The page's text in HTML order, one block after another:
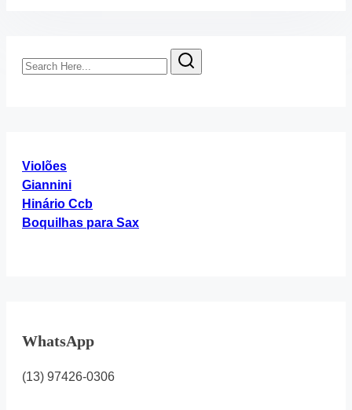
Search
Here...
Violões
Giannini
Hinário Ccb
Boquilhas para Sax
WhatsApp
(13) 97426-0306